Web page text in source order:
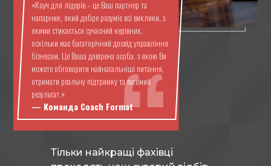
Тільки найкращі фахівці
«Коуч для лідерів – це Ваш партнер та
напарник, який добре розуміє всі виклики, з
якими стикається сучасний керівник,
оскільки має багаторічний досвід управління
бізнесом. Це Ваша довірена особа, з якою Ви
можете обговорити найнагальніші питання,
отримати реальну підтримку та вагомий
результат.»
— Команда Coach Format